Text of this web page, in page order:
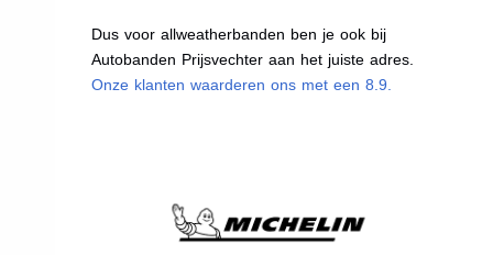
Dus voor allweatherbanden ben je ook bij
Autobanden Prijsvechter aan het juiste adres.
Onze klanten waarderen ons met een 8.9.